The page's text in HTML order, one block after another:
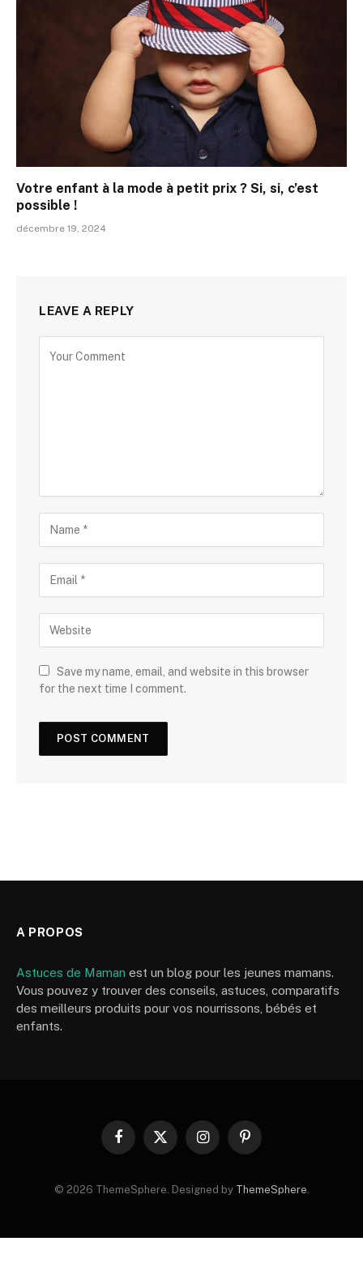
Votre enfant à la mode à petit prix ? Si, si, c’est
possible !
décembre 19, 2024
LEAVE A REPLY
Save my name, email, and website in this browser
for the next time I comment.
A PROPOS
Astuces de Maman est un blog pour les jeunes mamans.
Vous pouvez y trouver des conseils, astuces, comparatifs
des meilleurs produits pour vos nourrissons, bébés et
enfants.
Facebook
X
InstagramPinterest
© 2026 ThemeSphere. Designed by ThemeSphere.